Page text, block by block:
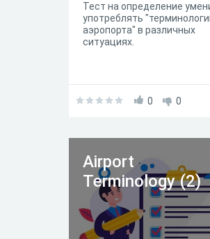
Тест на определение
употреблять
аэропорта" в различных
ситуациях.
0 0
Airport
Terminology (2)